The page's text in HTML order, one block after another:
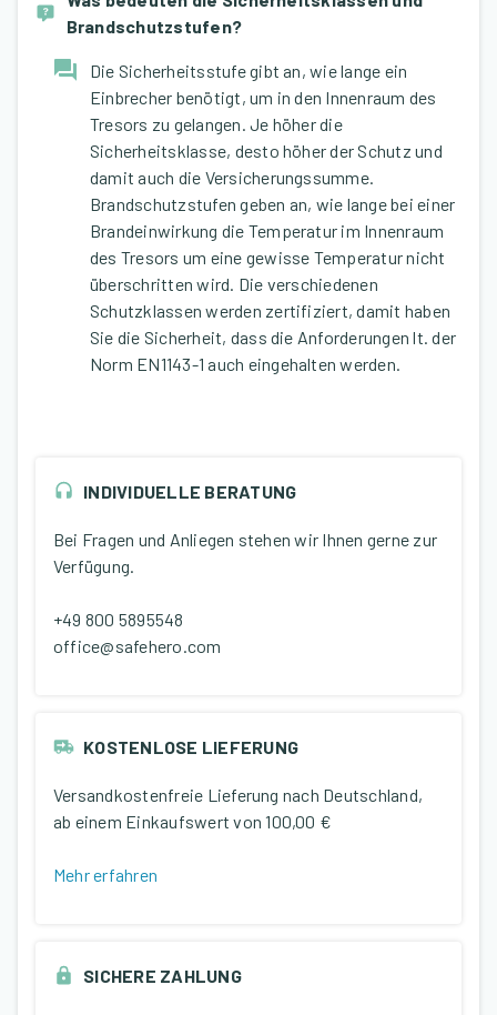
Brandschutzstufen?
Die Sicherheitsstufe gibt an, wie lange ein
Einbrecher benötigt, um in den Innenraum des
Tresors zu gelangen. Je höher die
Sicherheitsklasse, desto höher der Schutz und
damit auch die Versicherungssumme.
Brandschutzstufen geben an, wie lange bei einer
Brandeinwirkung die Temperatur im Innenraum
des Tresors um eine gewisse Temperatur nicht
überschritten wird. Die verschiedenen
Schutzklassen werden zertifiziert, damit haben
Sie die Sicherheit, dass die Anforderungen lt. der
Norm EN1143-1 auch eingehalten werden.
INDIVIDUELLE BERATUNG
Bei Fragen und Anliegen stehen wir Ihnen gerne zur
Verfügung.
+49 800 5895548
office@safehero.com
KOSTENLOSE LIEFERUNG
Versandkostenfreie Lieferung nach Deutschland,
ab einem Einkaufswert von 100,00 €
Mehr erfahren
SICHERE ZAHLUNG